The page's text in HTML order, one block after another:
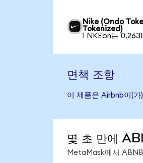
Nike (Ondo
Tokenized)
1 NKEon는
면책 조항
이 제품은 Airbnb이(
몇 초 만에
MetaMask에서